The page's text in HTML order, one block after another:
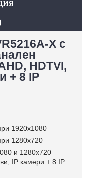
X с
HDTVI,
+ 8 IP
1920x1080
1280x720
и 1280x720
IP камери + 8 IP